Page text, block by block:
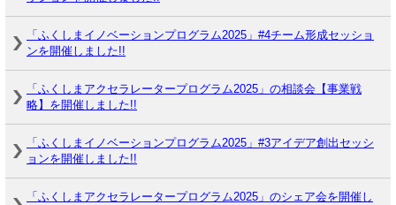
「ふくしまイノベーションプログラム2025」#4チーム形成セッショ
ンを開催しました!!
「ふくしまアクセラレータープログラム2025」の相談会【事業戦
略】を開催しました!!
「ふくしまイノベーションプログラム2025」#3アイデア創出セッシ
ョンを開催しました!!
「ふくしまアクセラレータープログラム2025」のシェア会を開催し